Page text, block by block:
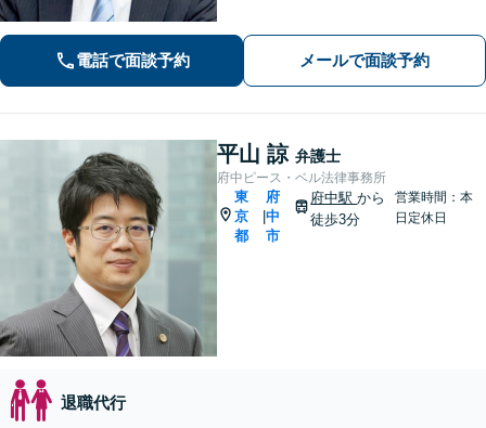
スピーディーに対処。 【夜間・休日の
対応可能】【オンライン面談可能】
電話で面談予約 メールで面談予約
平山 諒 弁護士
府中ピース・ベル法律事務所
東
京
都
府
中
市
府中駅から
徒歩3分
営業時間：本
日定休日
退職代行